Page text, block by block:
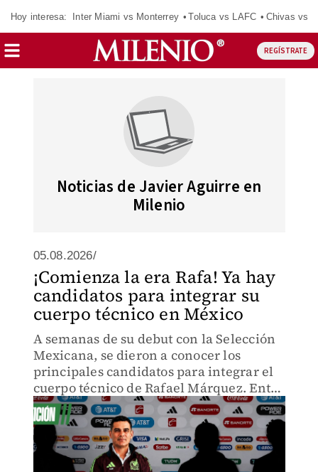
Hoy interesa: Inter Miami vs Monterrey Toluca vs LAFC Chivas vs
REGÍSTRATE
Noticias de Javier Aguirre en
Milenio
05.08.2026/
¡Comienza la era Rafa! Ya hay
candidatos para integrar su
cuerpo técnico en México
A semanas de su debut con la Selección
Mexicana, se dieron a conocer los
principales candidatos para integrar el
cuerpo técnico de Rafael Márquez. Entre
los nombres destacan figuras con
experiencia en el futbol mexicano e
internacional.